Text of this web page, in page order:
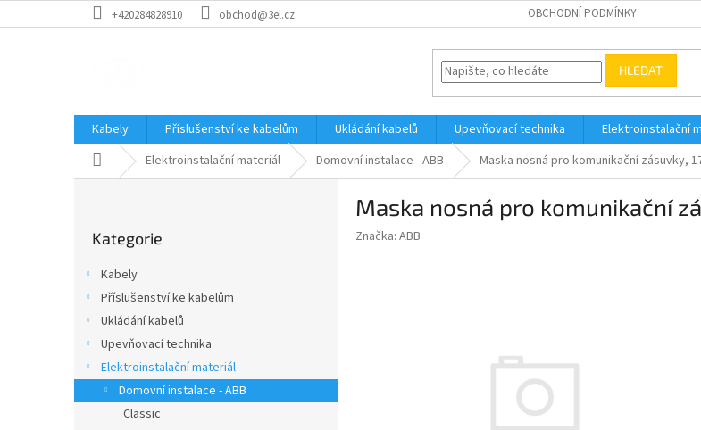
na
+420284828910 obchod@3el.cz OBCHODNÍ PODMÍNKY
HLEDAT
Kabely Příslušenství ke kabelům Ukládání kabelů Upevňovací technika Elektroinstalační
Domů Elektroinstalační materiál Domovní instalace - ABB Maska nosná pro komunikační zásuvky,
a
n
kategorie
Kategorie
Kabely
Příslušenství ke kabelům
Ukládání kabelů
Upevňovací technika
Elektroinstalační materiál
Domovní instalace - ABB
Classic
Maska nosná pro komunikační
Značka: ABB